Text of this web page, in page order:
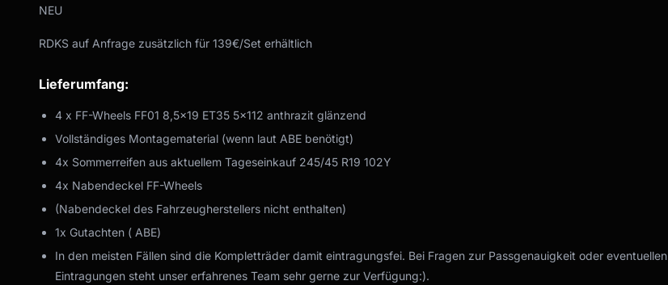
NEU
RDKS auf Anfrage zusätzlich für 139€/Set erhältlich
Lieferumfang:
4 x FF-Wheels FF01 8,5x19 ET35 5x112 anthrazit glänzend
Vollständiges Montagematerial (wenn laut ABE benötigt)
4x Sommerreifen aus aktuellem Tageseinkauf 245/45 R19 102Y
4x Nabendeckel FF-Wheels
(Nabendeckel des Fahrzeugherstellers nicht enthalten)
1x Gutachten ( ABE)
In den meisten Fällen sind die Kompletträder damit eintragungsfei. Bei Fragen zur Passgenauigkeit oder eventuellen
Eintragungen steht unser erfahrenes Team sehr gerne zur Verfügung:).